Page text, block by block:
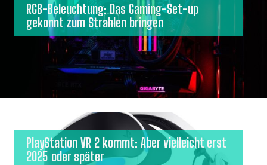
RGB-Beleuchtung: Das Gaming-Set-up
gekonnt zum Strahlen bringen
PlayStation VR 2 kommt: Aber vielleicht erst
2025 oder später